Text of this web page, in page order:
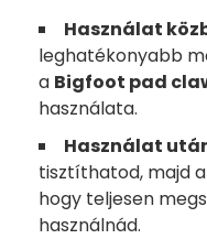
Használat
leghatékonyabb
a Bigfoot pad
használata.
Használat
tisztíthatod, majd
hogy teljesen
használnád.